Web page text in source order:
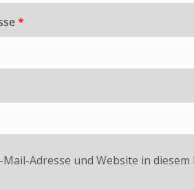
*
Mail-Adresse und Website in